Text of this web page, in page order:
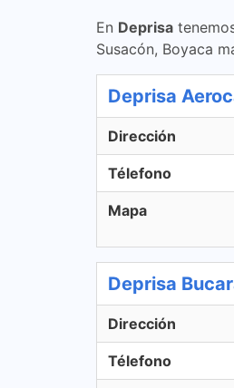
En Deprisa
Susacón, Boyaca
Deprisa
Dirección
Télefono
Mapa
Deprisa
Dirección
Télefono